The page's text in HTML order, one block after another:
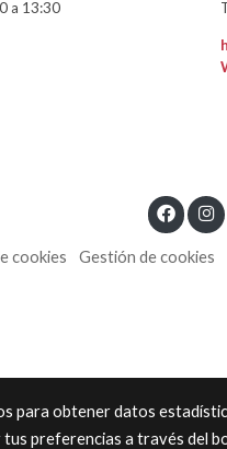
a 13:30
cookies Gestión de cookies
para obtener datos
preferencias a través del